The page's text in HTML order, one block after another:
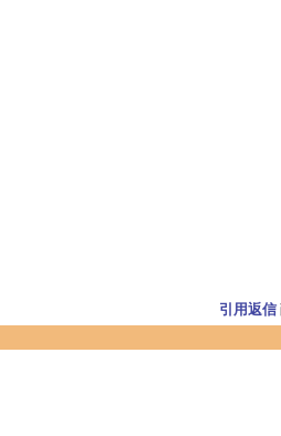
引用返信